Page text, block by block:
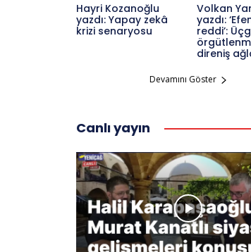
Hayri Kozanoğlu
yazdı: Yapay zekâ
krizi senaryosu
Volkan
yazdı:
reddi’:
direniş
Devamını Göster
Canlı yayın